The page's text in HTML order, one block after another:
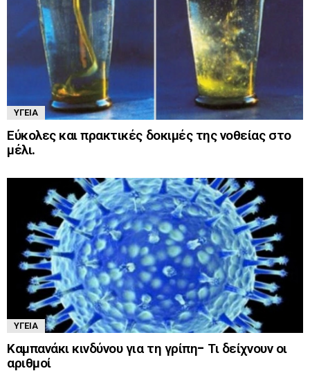
ΥΓΕΊΑ
Εύκολες και πρακτικές δοκιμές της νοθείας στο
μέλι.
ΥΓΕΊΑ
Καμπανάκι κινδύνου για τη γρίπη- Τι δείχνουν οι
αριθμοί